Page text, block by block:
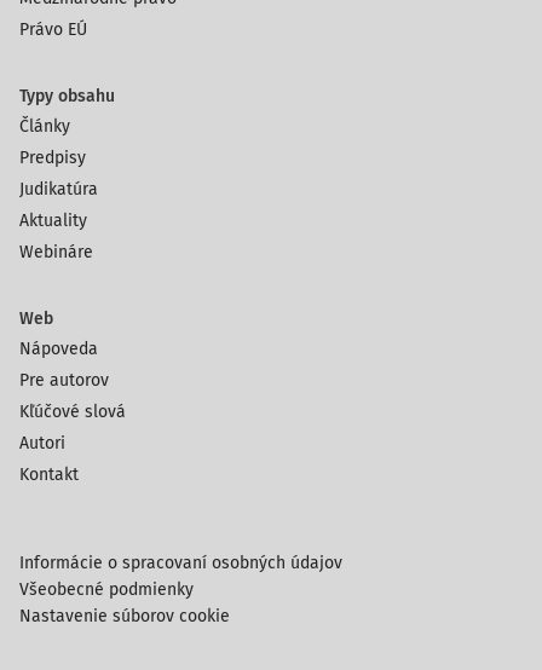
Právo EÚ
Typy obsahu
Články
Predpisy
Judikatúra
Aktuality
Webináre
Web
Nápoveda
Pre autorov
Kľúčové slová
Autori
Kontakt
Informácie o spracovaní osobných údajov
Všeobecné podmienky
Nastavenie súborov cookie